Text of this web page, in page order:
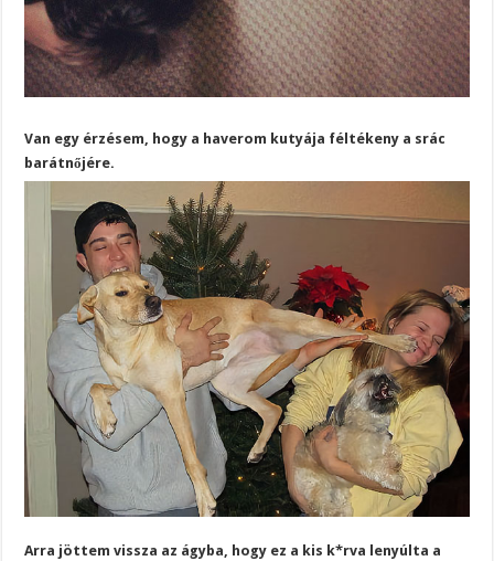
Van egy érzésem, hogy a haverom kutyája féltékeny a srác
barátnőjére.
Arra jöttem vissza az ágyba, hogy ez a kis k*rva lenyúlta a